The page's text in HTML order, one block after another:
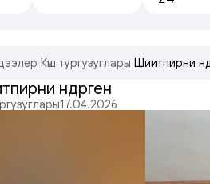
Күш тургузуглары Шиитпирни
үндүрген
17.04.2026